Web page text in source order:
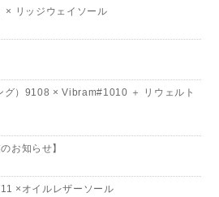
× リッジウェイソール
グ）9108 × Vibram#1010 ＋ リウェルト
お知らせ】
×オイルレザーソール